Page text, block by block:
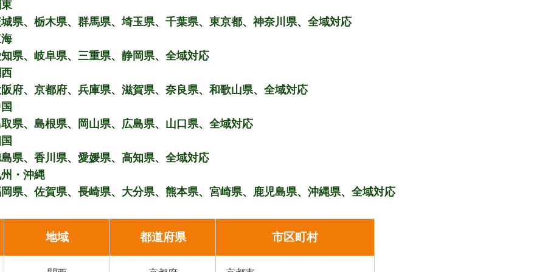
県、栃木県、群馬県、埼玉県、千葉県、東京都、神奈川県、全域対応
県、岐阜県、三重県、静岡県、全域対応
府、京都府、兵庫県、滋賀県、奈良県、和歌山県、全域対応
県、島根県、岡山県、広島県、山口県、全域対応
県、香川県、愛媛県、高知県、全域対応
・沖縄
県、佐賀県、長崎県、大分県、熊本県、宮崎県、鹿児島県、沖縄県、全域対応
地域 都道府県 市区町村